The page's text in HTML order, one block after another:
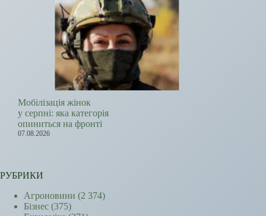
Мобілізація жінок
у серпні: яка категорія
опиниться на фронті
07.08.2026
РУБРИКИ
Агроновини (2 374)
Бізнес (375)